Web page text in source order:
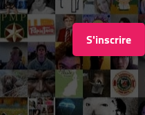
S'inscrire